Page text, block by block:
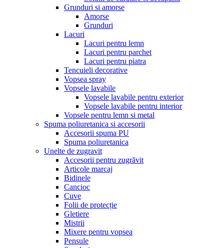
Grunduri si amorse
Amorse
Grunduri
Lacuri
Lacuri pentru lemn
Lacuri pentru parchet
Lacuri pentru piatra
Tencuieli decorative
Vopsea spray
Vopsele lavabile
Vopsele lavabile pentru exterior
Vopsele lavabile pentru interior
Vopsele pentru lemn si metal
Spuma poliuretanica si accesorii
Accesorii spuma PU
Spuma poliuretanica
Unelte de zugravit
Accesorii pentru zugrăvit
Articole marcaj
Bidinele
Cancioc
Cuve
Folii de protecție
Gletiere
Mistrii
Mixere pentru vopsea
Pensule